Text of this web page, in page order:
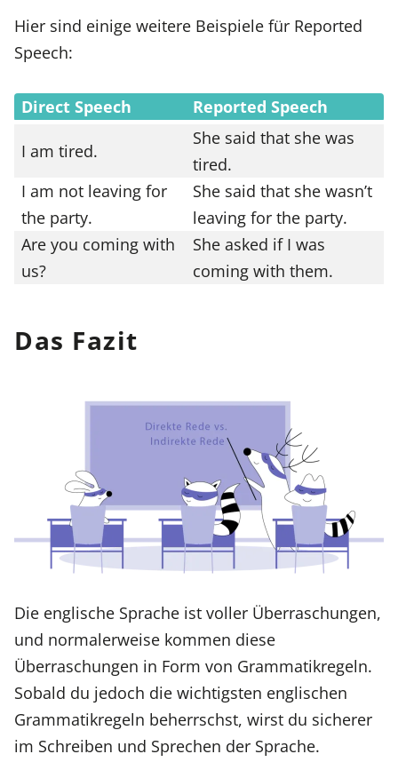
Hier sind einige weitere Beispiele für Reported
Speech:
Direct Speech
Reported Speech
I am tired.
She said that she was
tired.
I am not leaving for
the party.
She said that she wasn’t
leaving for the party.
Are you coming with
us?
She asked if I was
coming with them.
Das Fazit
Die englische Sprache ist voller Überraschungen,
und normalerweise kommen diese
Überraschungen in Form von Grammatikregeln.
Sobald du jedoch die wichtigsten englischen
Grammatikregeln beherrschst, wirst du sicherer
im Schreiben und Sprechen der Sprache.